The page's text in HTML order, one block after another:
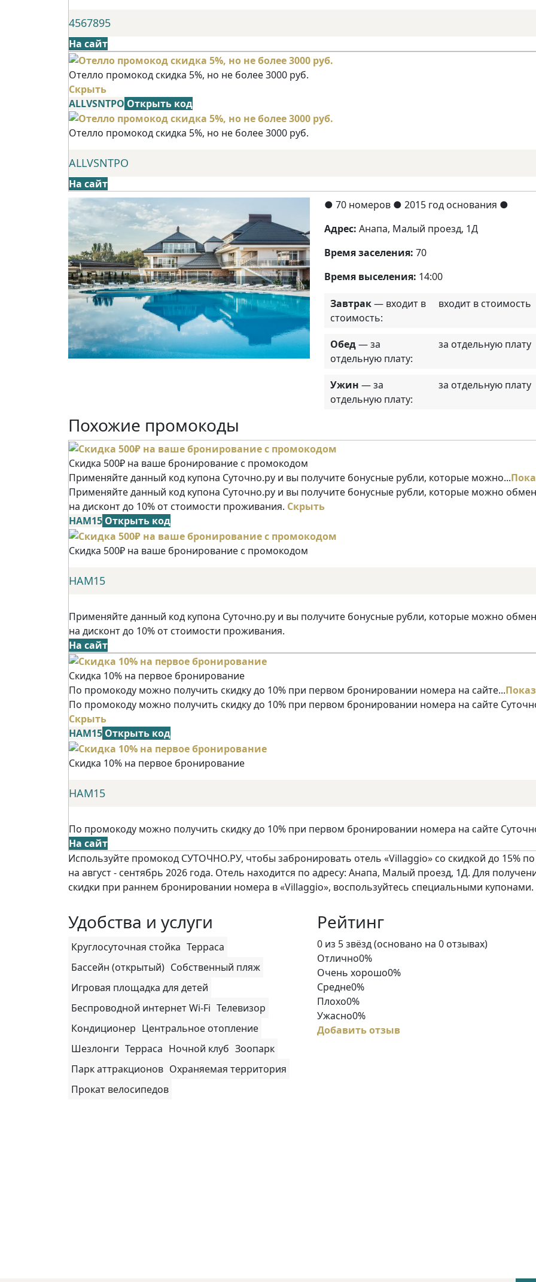
4567895
На сайт
Отелло промокод скидка 5%, но не более 3000 руб.
Скрыть
ALLVSNTPO Открыть код
Отелло промокод скидка 5%, но не более 3000 руб.
ALLVSNTPO
На сайт
● 70 номеров ● 2015 год основания ●
Адрес: Анапа, Малый проезд, 1Д
Время заселения: 70
Время выселения: 14:00
Завтрак— входит в
стоимость:
входит в стоимость
Обед— за
отдельную плату:
за отдельную плату
Ужин — за
отдельную плату:
за отдельную плату
Похожие промокоды
Скидка 500₽ на ваше бронирование с промокодом
Применяйте данный код купона Суточно.ру и вы получите бонусные рубли, которые можно...
Применяйте данный код купона Суточно.ру и вы получите бонусные рубли, которые можно
на дисконт до 10% от стоимости проживания. Скрыть
НАМ15 Открыть код
Скидка 500₽ на ваше бронирование с промокодом
НАМ15
Применяйте данный код купона Суточно.ру и вы получите бонусные рубли, которые можно
на дисконт до 10% от стоимости проживания.
На сайт
Скидка 10% на первое бронирование
По промокоду можно получить скидку до 10% при первом бронировании номера на сайте...
По промокоду можно получить скидку до 10% при первом бронировании номера на сайте
Скрыть
НАМ15 Открыть код
Скидка 10% на первое бронирование
НАМ15
По промокоду можно получить скидку до 10% при первом бронировании номера на сайте
На сайт
Используйте промокод СУТОЧНО.РУ, чтобы забронировать отель «Villaggio» со скидкой до 15%
на август - сентябрь 2026 года. Отель находится по адресу: Анапа, Малый проезд, 1Д. Для
скидки при раннем бронировании номера в «Villaggio», воспользуйтесь специальными купонами.
Удобства и услуги
Круглосуточная стойка Терраса
Бассейн (открытый) Собственный пляж
Игровая площадка для детей
Беспроводной интернет Wi-Fi Телевизор
Кондиционер Центральное отопление
Шезлонги Терраса Ночной клуб Зоопарк
Парк аттракционов Охраняемая территория
Прокат велосипедов
Рейтинг
Rated
0
out
of
5
0 из 5 звёзд (основано на 0 отзывах)
Отлично0%
Очень хорошо0%
Средне0%
Плохо0%
Ужасно0%
Добавить отзыв